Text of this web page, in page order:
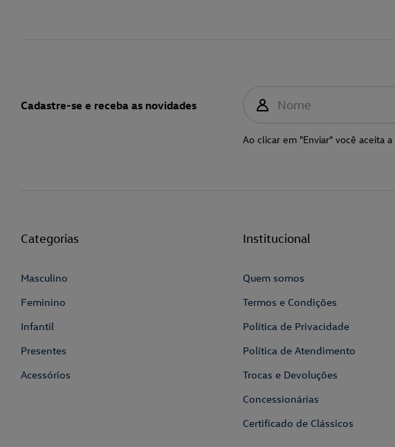
Cadastre-se e receba as novidades Nome
Ao clicar em "Enviar" você aceita a
Categorias
Masculino
Feminino
Infantil
Presentes
Acessórios
Institucional
Quem somos
Termos e Condições
Política de Privacidade
Política de Atendimento
Trocas e Devoluções
Concessionárias
Certificado de Clássicos